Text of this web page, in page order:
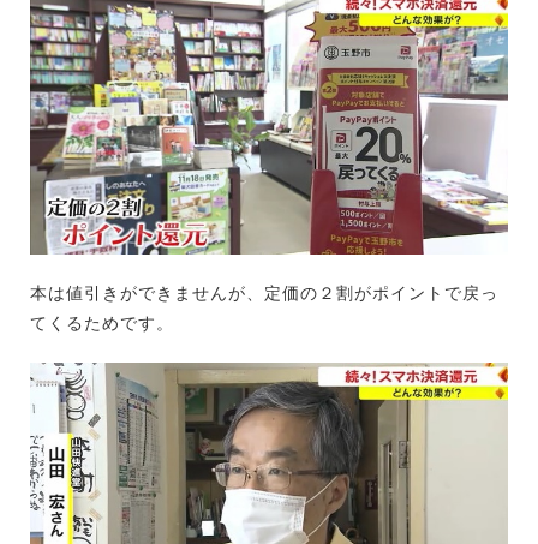
本は値引きができませんが、定価の２割がポイントで戻っ
てくるためです。